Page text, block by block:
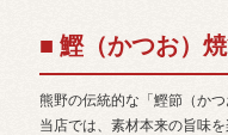
■ 鰹（かつお）
熊野の伝統的な「鰹節（かつ
当店では、素材本来の旨味